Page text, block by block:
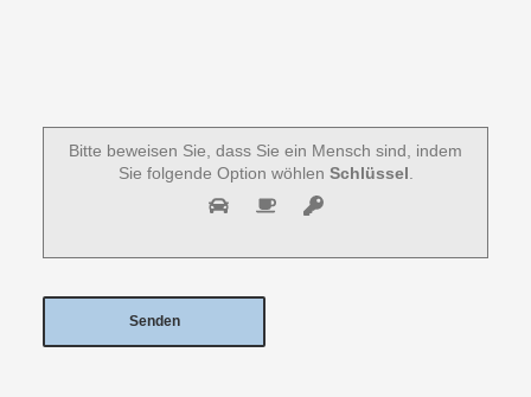
Bitte beweisen Sie, dass Sie ein Mensch sind, indem
Sie folgende Option wöhlen Schlüssel